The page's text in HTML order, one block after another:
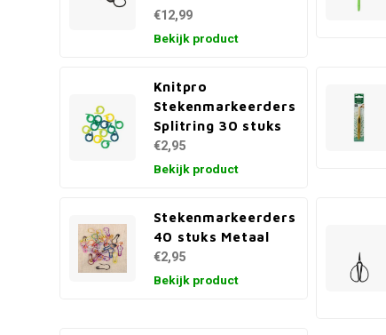
€12,99
Bekijk product
Knitpro
Stekenmarkeerders
Splitring 30 stuks
€2,95
Bekijk product
Stekenmarkeerders
40 stuks Metaal
€2,95
Bekijk product